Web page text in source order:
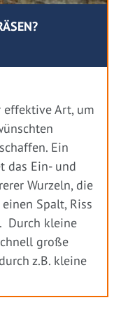
effektive Art, um
Ein
das Ein- und
Wurzeln, die
Spalt, Riss
Durch kleine
große
z.B. kleine